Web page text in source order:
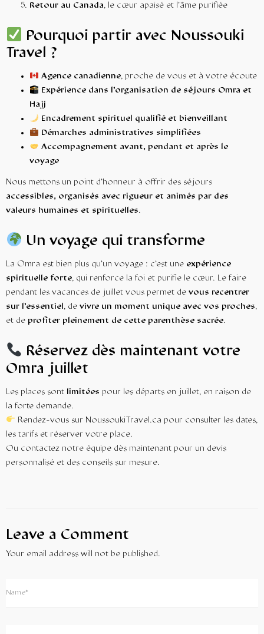
Retour au Canada, le cœur apaisé et l’âme purifiée
Pourquoi partir avec Noussouki
Travel ?
Agence canadienne, proche de vous et à votre écoute
Expérience dans l’organisation de séjours Omra et
Hajj
Encadrement spirituel qualifié et bienveillant
Démarches administratives simplifiées
Accompagnement avant, pendant et après le
voyage
Nous mettons un point d’honneur à offrir des séjours
accessibles, organisés avec rigueur et animés par des
valeurs humaines et spirituelles.
Un voyage qui transforme
La Omra est bien plus qu’un voyage : c’est une expérience
spirituelle forte, qui renforce la foi et purifie le cœur. Le faire
pendant les vacances de juillet vous permet de vous recentrer
sur l’essentiel , de vivre un moment unique avec vos proches,
et de profiter pleinement de cette parenthèse sacrée.
Réservez dès maintenant votre
Omra juillet
Les places sont limitées pour les départs en juillet, en raison de
la forte demande.
Rendez-vous sur NoussoukiTravel.ca pour consulter les dates,
les tarifs et réserver votre place.
Ou contactez notre équipe dès maintenant pour un devis
personnalisé et des conseils sur mesure.
Leave a Comment
Your email address will not be published.